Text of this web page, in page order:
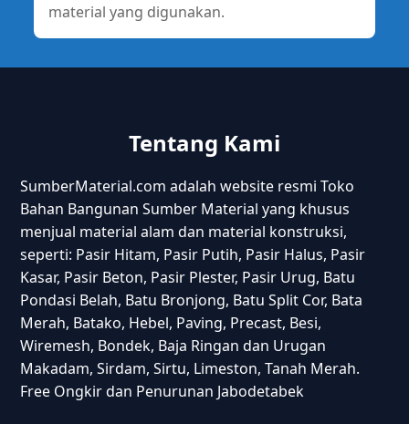
material yang digunakan.
Tentang Kami
SumberMaterial.com adalah website resmi Toko
Bahan Bangunan Sumber Material yang khusus
menjual material alam dan material konstruksi,
seperti: Pasir Hitam, Pasir Putih, Pasir Halus, Pasir
Kasar, Pasir Beton, Pasir Plester, Pasir Urug, Batu
Pondasi Belah, Batu Bronjong, Batu Split Cor, Bata
Merah, Batako, Hebel, Paving, Precast, Besi,
Wiremesh, Bondek, Baja Ringan dan Urugan
Makadam, Sirdam, Sirtu, Limeston, Tanah Merah.
Free Ongkir dan Penurunan Jabodetabek